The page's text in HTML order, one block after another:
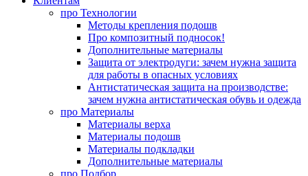
про Технологии
Методы крепления подошв
Про композитный подносок!
Дополнительные материалы
Защита от электродуги: зачем нужна защита
для работы в опасных условиях
Антистатическая защита на производстве:
зачем нужна антистатическая обувь и одежда
про Материалы
Материалы верха
Материалы подошв
Материалы подкладки
Дополнительные материалы
про Подбор